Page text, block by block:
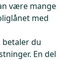
være mange
med
betaler du
En del